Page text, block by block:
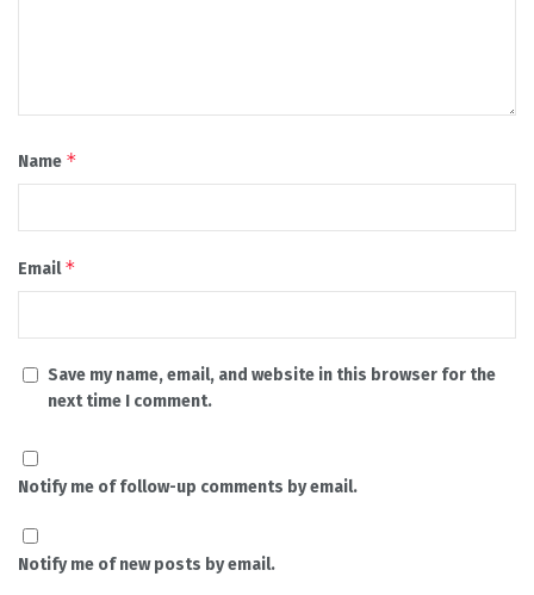
Name *
Email*
Save my name, email, and website in this browser for the
next time I comment.
Notify me of follow-up comments by email.
Notify me of new posts by email.